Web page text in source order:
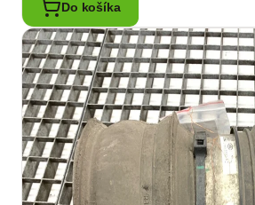
Do košíka